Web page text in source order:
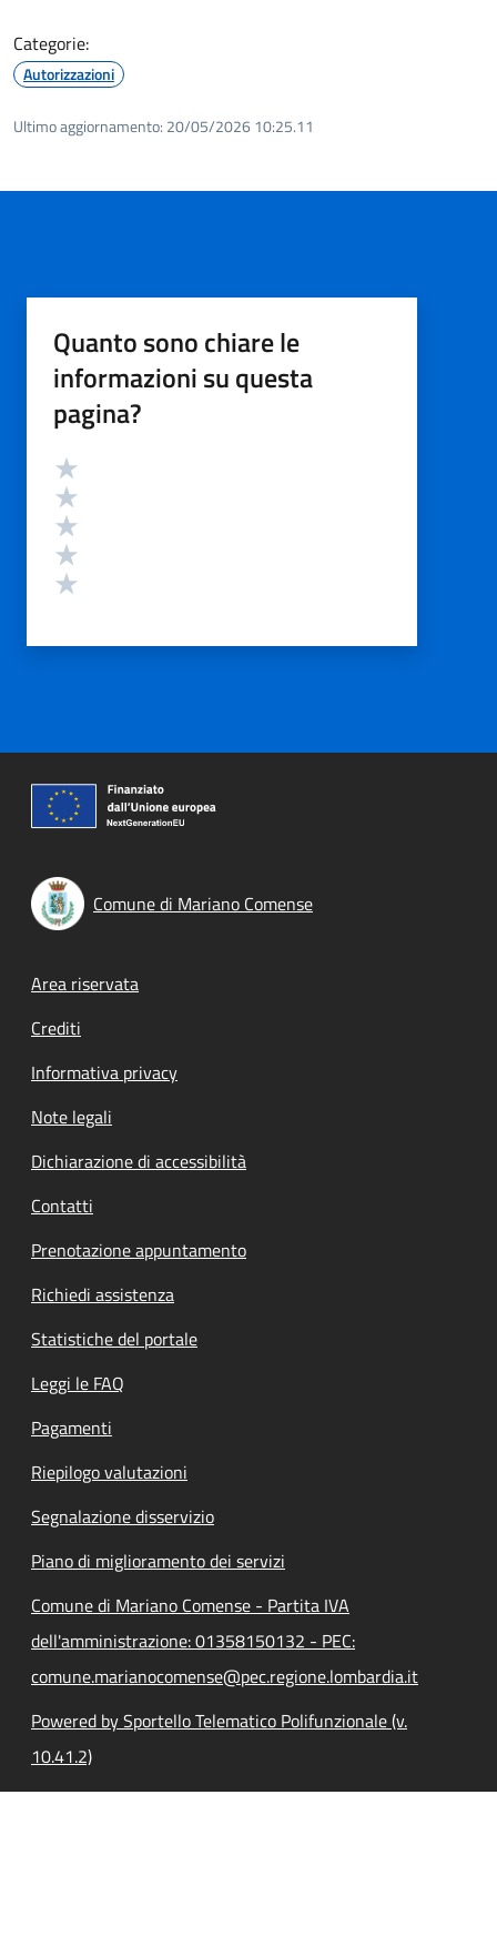
Categorie:
Autorizzazioni
Ultimo aggiornamento: 20/05/2026 10:25.11
Quanto sono chiare le
informazioni su questa
pagina?
Valutazione
Comune di Mariano Comense
Footer menu
Area riservata
Crediti
Informativa privacy
Note legali
Dichiarazione di accessibilità
Contatti
Prenotazione appuntamento
Richiedi assistenza
Statistiche del portale
Leggi le FAQ
Pagamenti
Riepilogo valutazioni
Segnalazione disservizio
Piano di miglioramento dei servizi
Comune di Mariano Comense - Partita IVA
dell'amministrazione: 01358150132 - PEC:
comune.marianocomense@pec.regione.lombardia.it
Powered by Sportello Telematico Polifunzionale (v.
10.41.2)